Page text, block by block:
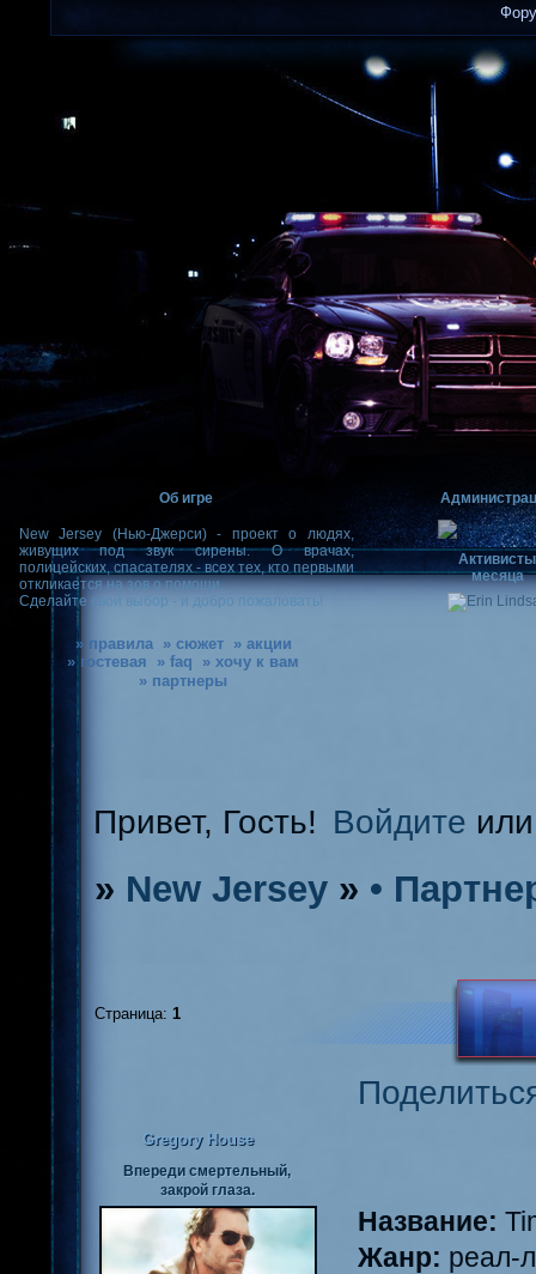
Об игре
New Jersey (Нью-Джерси) - проект о людях,
живущих под звук сирены. О врачах,
полицейских, спасателях - всех тех, кто первыми
откликается на зов о помощи.
Сделайте свой выбор - и добро пожаловать!
» правила » сюжет
» акции
» гостевая
» faq
» хочу к вам
» партнеры
Активисты
месяца
Привет, Гость! Войдите
» New Jersey » •
Страница: 1
Gregory House
Впереди смертельный,
закрой глаза.
Название:
Жанр: реал-